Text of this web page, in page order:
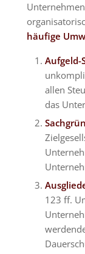
häufige
Aufgeld-
allen
das
123 ff.